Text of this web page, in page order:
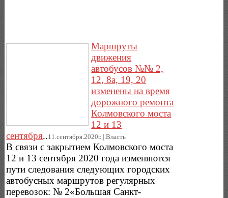
Маршруты
движения
автобусов №№ 2,
12, 8а, 19, 20
изменены на время
дорожного ремонта
Колмовского моста
12 и 13
сентября..11.сентября.2020г..|.Власть
В связи с закрытием Колмовского моста
12 и 13 сентября 2020 года изменяются
пути следования следующих городских
автобусных маршрутов регулярных
перевозок: № 2«Большая Санкт-